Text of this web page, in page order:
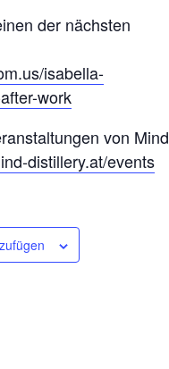
der nächsten
isabella-
work
von Mind
distillery.at/events